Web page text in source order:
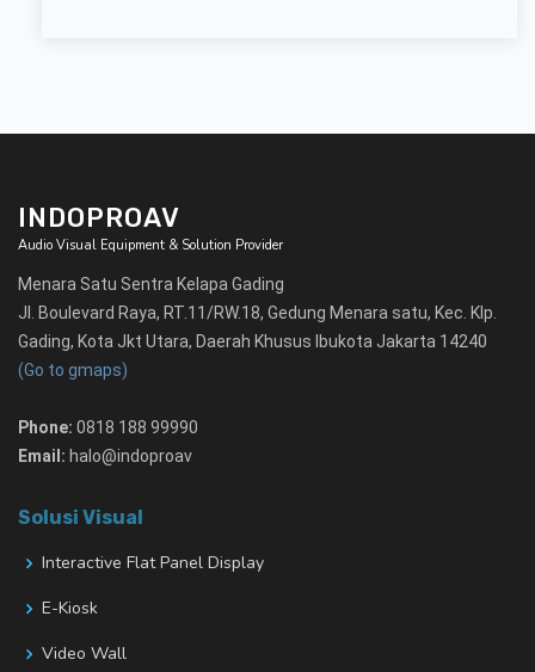
INDOPROAV
Audio Visual Equipment & Solution Provider
Menara Satu Sentra Kelapa Gading
Jl. Boulevard Raya, RT.11/RW.18, Gedung Menara satu, Kec. Klp.
Gading, Kota Jkt Utara, Daerah Khusus Ibukota Jakarta 14240
(Go to gmaps)
Phone: 0818 188 99990
Email: halo@indoproav
Solusi Visual
Interactive Flat Panel Display
E-Kiosk
Video Wall